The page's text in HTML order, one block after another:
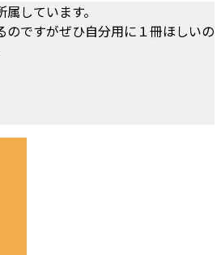
しています。
のですがぜひ自分用に１冊ほしいの